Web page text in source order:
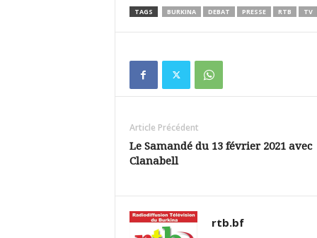
TAGS BURKINA DEBAT PRESSE RTB TV
Article Précédent
Le Samandé du 13 février 2021 avec
Clanabell
rtb.bf